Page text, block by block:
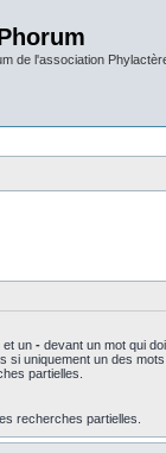
de l'association
et un - devant un mot qui
si uniquement un des
partielles.
recherches partielles.